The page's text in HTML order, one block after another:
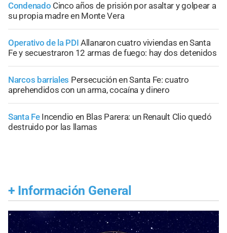
Condenado Cinco años de prisión por asaltar y golpear a
su propia madre en Monte Vera
Operativo de la PDI Allanaron cuatro viviendas en Santa
Fe y secuestraron 12 armas de fuego: hay dos detenidos
Narcos barriales Persecución en Santa Fe: cuatro
aprehendidos con un arma, cocaína y dinero
Santa Fe Incendio en Blas Parera: un Renault Clio quedó
destruido por las llamas
+ Información General